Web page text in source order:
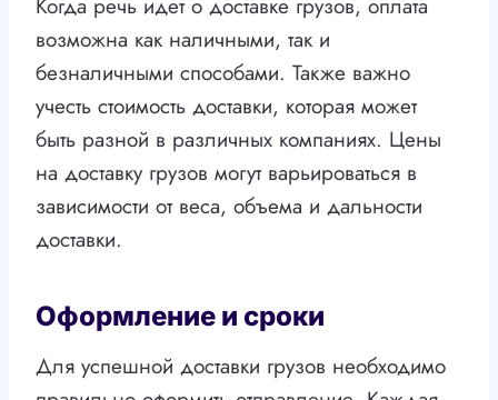
Когда речь идет о доставке грузов, оплата
возможна как наличными, так и
безналичными способами. Также важно
учесть стоимость доставки, которая может
быть разной в различных компаниях. Цены
на доставку грузов могут варьироваться в
зависимости от веса, объема и дальности
доставки.
Оформление и сроки
Для успешной доставки грузов необходимо